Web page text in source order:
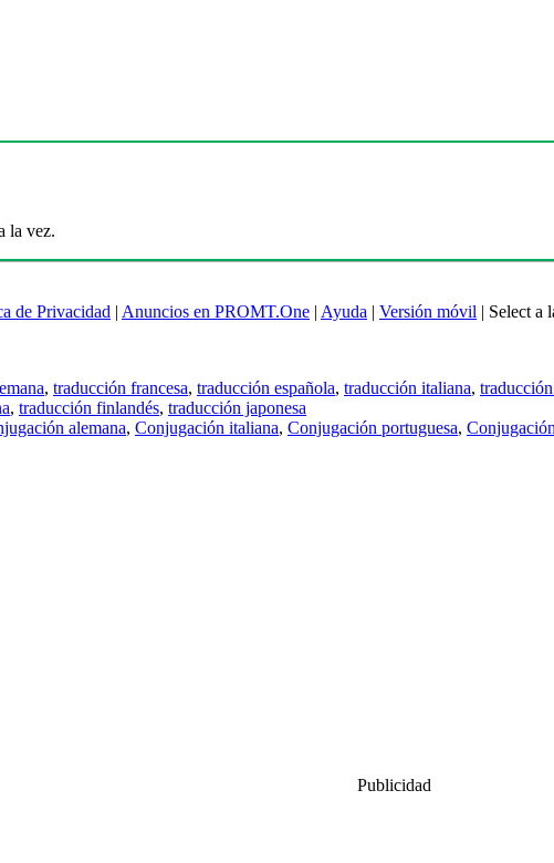
la vez.
de Privacidad | Anuncios en PROMT.One | Ayuda | Versión móvil | Select a
, traducción francesa, traducción española, traducción italiana,
, traducción finlandés, traducción japonesa
alemana, Conjugación italiana, Conjugación portuguesa,
Publicidad